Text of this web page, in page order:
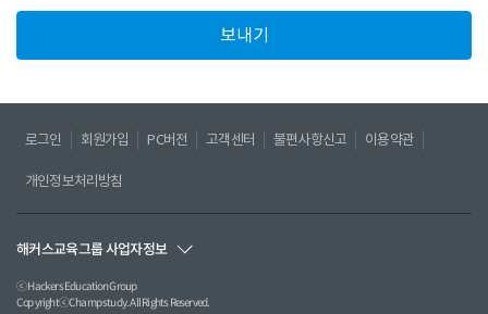
보내기
로그인 회원가입 PC버전 고객센터 불편사항신고 이용약관
개인정보처리방침
해커스교육그룹 사업자정보
ⓒ Hackers Education Group
CopyrightⓒChampstudy. All Rights Reserved.